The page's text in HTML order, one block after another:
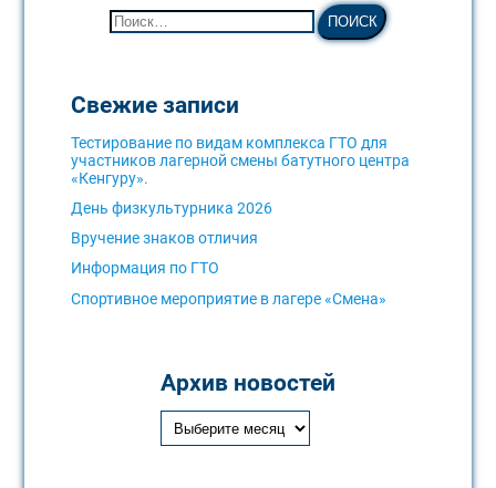
Свежие записи
Тестирование по видам комплекса ГТО для
участников лагерной смены батутного центра
«Кенгуру».
День физкультурника 2026
Вручение знаков отличия
Информация по ГТО
Спортивное мероприятие в лагере «Смена»
Архив новостей